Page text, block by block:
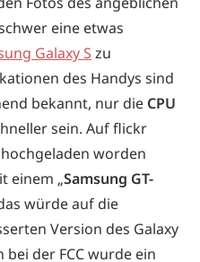
eine etwas
Galaxy S zu
des Handys sind
bekannt, nur die CPU
sein. Auf flickr
worden
einem „Samsung GT-
würde auf die
Version des Galaxy
bei der FCC wurde ein